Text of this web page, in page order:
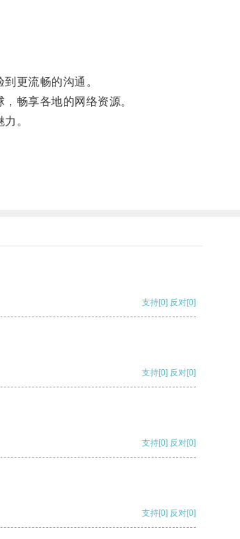
更流畅的沟通。
畅享各地的网络资源。
。
支持[0] 反对[0]
支持[0] 反对[0]
支持[0] 反对[0]
支持[0] 反对[0]